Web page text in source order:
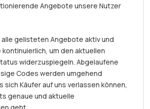
Angebote unsere Nutzer
alle gelisteten Angebote aktiv und
um den aktuellen
widerzuspiegeln. Abgelaufene
Codes werden umgehend
Käufer auf uns verlassen können,
genaue und aktuelle